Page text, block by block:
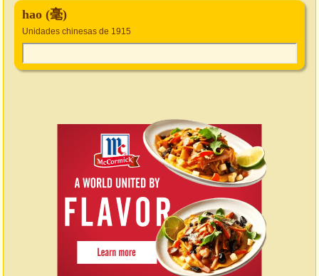
hao (毫)
Unidades chinesas de 1915